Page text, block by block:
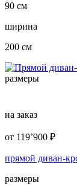
90 см
ширина
200 см
размеры
на заказ
от 119’900 ₽
прямой диван-
размеры